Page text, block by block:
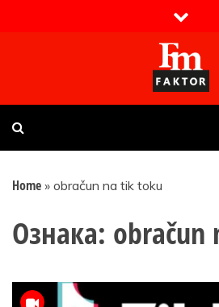
Faktor magazin
Uvijek presudan
Home » obračun na tik toku
Ознака: